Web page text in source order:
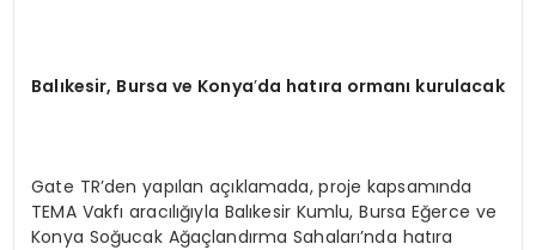
Balıkesir, Bursa ve Konya’da hatıra ormanı kurulacak
Gate TR’den yapılan açıklamada, proje kapsamında
TEMA Vakfı aracılığıyla Balıkesir Kumlu, Bursa Eğerce ve
Konya Soğucak Ağaçlandırma Sahaları’nda hatıra